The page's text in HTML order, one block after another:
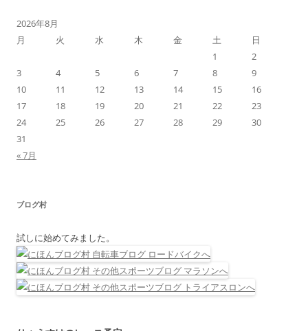
2026年8月
月
火 水 木 金 土
日
1
2
3
4 5 6 7 8
9
10
11 12 13 14 15
16
17
18 19 20 21 22
23
24
25 26 27 28 29
30
31
« 7月
ブログ村
試しに始めてみました。